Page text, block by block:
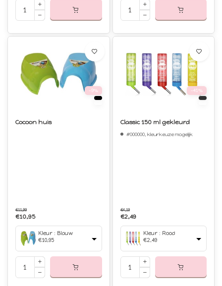
-9%
Cocoon huis
€11,99
€10,95
Kleur : Blauw
€10,95
-41%
Classic 150 ml gekleurd
#000000, kleurkeuze mogelijk
€4,19
€2,49
Kleur : Rood
€2,49